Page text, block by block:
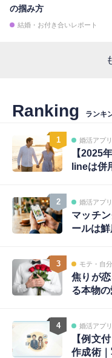
の掴み方
結婚・お付き合いレポート
Ranking ランキ
1 婚活アプ
【2025
lineは併
2 婚活アプ
マッチ
ールは
3 モテ・自
焦りが
る本物
4 婚活アプ
【例文
作成術